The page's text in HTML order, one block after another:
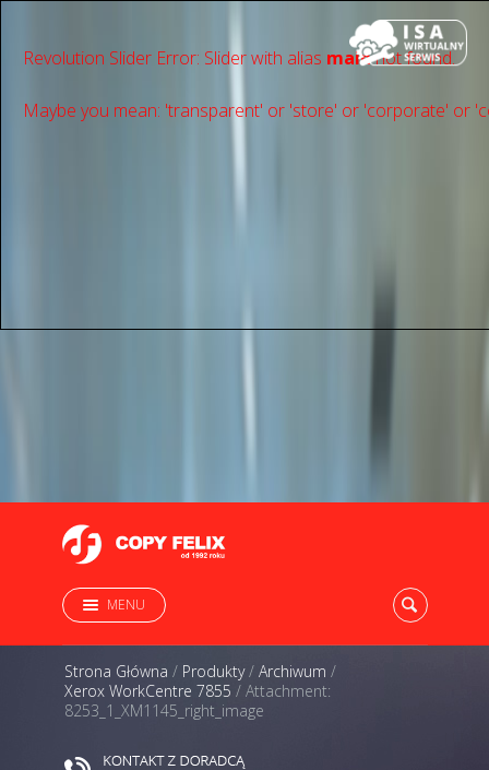
Revolution Slider Error: Slider with alias mainnot found.
Maybe you mean: 'transparent' or 'store' or 'сorporate' or
MENU
Strona Główna / Produkty/ Archiwum /
Xerox WorkCentre 7855 / Attachment:
8253_1_XM1145_right_image